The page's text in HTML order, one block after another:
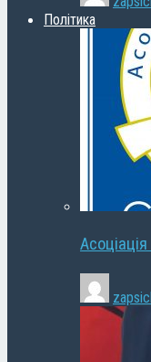
Політика